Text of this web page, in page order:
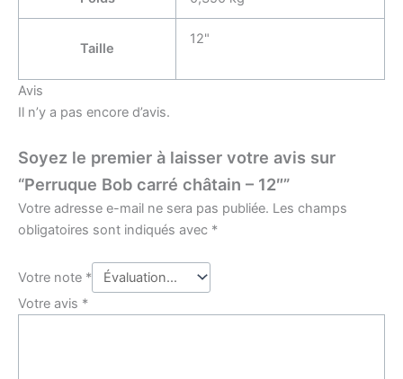
Taille
12"
Avis
Il n’y a pas encore d’avis.
Soyez le premier à laisser votre avis sur
“Perruque Bob carré châtain – 12″”
Votre adresse e-mail ne sera pas publiée. Les champs
obligatoires sont indiqués avec *
Votre note *
Votre avis *